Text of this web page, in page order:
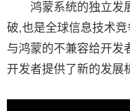
鸿蒙系统的独立发
破,也是全球信息技术
与鸿蒙的不兼容给开发
开发者提供了新的发展